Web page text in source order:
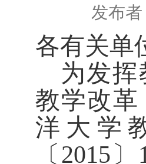
发布
各有关单
为发
教学改
洋大学
〔 2015 〕